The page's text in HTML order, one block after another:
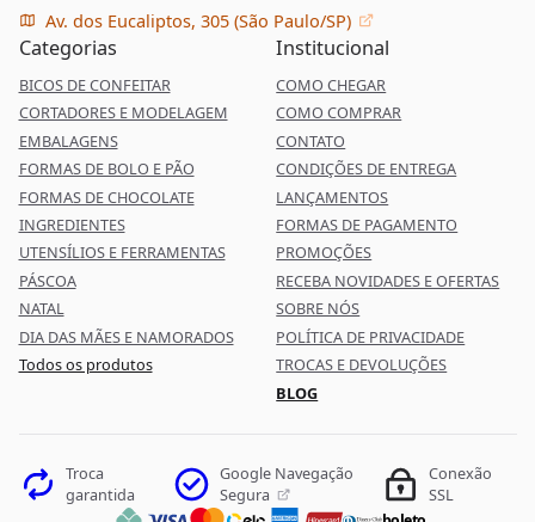
Av. dos Eucaliptos, 305 (São Paulo/SP)
Categorias
BICOS DE CONFEITAR
CORTADORES E MODELAGEM
EMBALAGENS
FORMAS DE BOLO E PÃO
FORMAS DE CHOCOLATE
INGREDIENTES
UTENSÍLIOS E FERRAMENTAS
PÁSCOA
NATAL
DIA DAS MÃES E NAMORADOS
Todos os produtos
Institucional
COMO CHEGAR
COMO COMPRAR
CONTATO
CONDIÇÕES DE ENTREGA
LANÇAMENTOS
FORMAS DE PAGAMENTO
PROMOÇÕES
RECEBA NOVIDADES E OFERTAS
SOBRE NÓS
POLÍTICA DE PRIVACIDADE
TROCAS E DEVOLUÇÕES
BLOG
Troca
garantida
Google Navegação
Segura
Conexão
SSL